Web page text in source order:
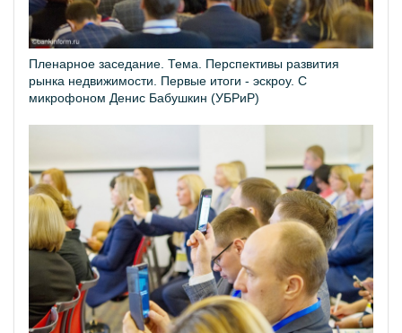
Пленарное заседание. Тема. Перспективы развития
рынка недвижимости. Первые итоги - эскроу. С
микрофоном Денис Бабушкин (УБРиР)